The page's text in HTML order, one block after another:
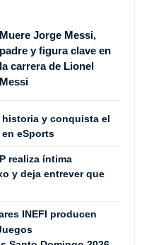
Muere Jorge Messi,
padre y figura clave en
la carrera de Lionel
Messi
historia y conquista el
en eSports
realiza íntima
y deja entrever que
INEFI producen